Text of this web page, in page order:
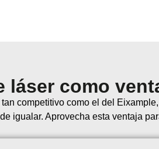
láser como
tan competitivo como el del
igualar. Aprovecha esta ventaja